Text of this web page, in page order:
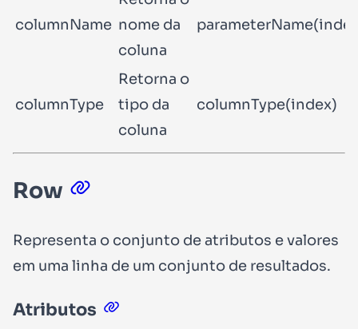
columnName nome da
coluna
columnType
Retorna o
tipo da
coluna
columnType(index)
Row
Representa o conjunto de atributos e valores
em uma linha de um conjunto de resultados.
Atributos